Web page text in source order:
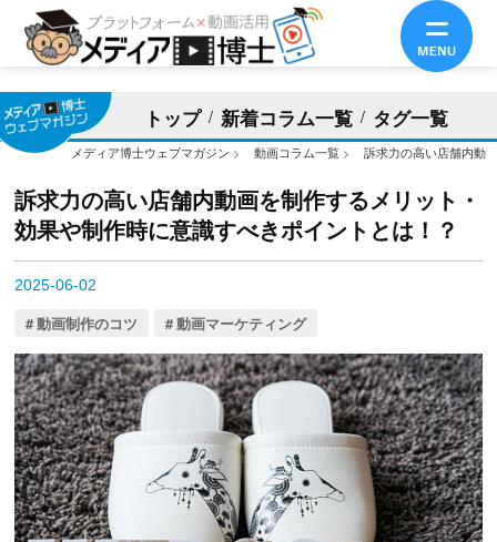
トップ 新着コラム一覧 タグ一覧
メディア博士ウェブマガジン > 動画コラム一覧 > 訴求力の高い店舗内動
訴求力の高い店舗内動画を制作するメリット・
効果や制作時に意識すべきポイントとは！？
2025-06-02
動画制作のコツ 動画マーケティング